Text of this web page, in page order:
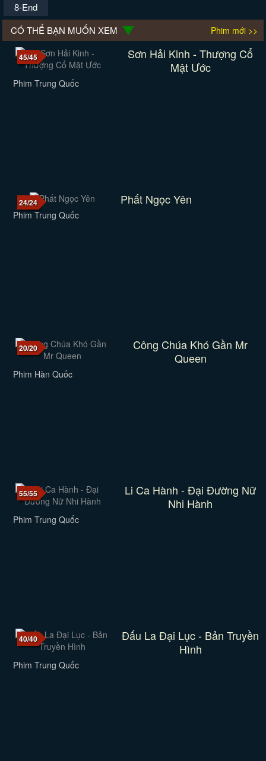
8-End
CÓ THỂ BẠN MUỐN XEM
Phim mới >>
45/45
Sơn Hải Kinh - Thượng Cổ
Mật Ước
Phim Trung Quốc
24/24 Phất Ngọc Yên
Phim Trung Quốc
20/20
Công Chúa Khó Gần Mr
Queen
Phim Hàn Quốc
55/55
Li Ca Hành - Đại Đường Nữ
Nhi Hành
Phim Trung Quốc
40/40
Đấu La Đại Lục - Bản Truyền
Hình
Phim Trung Quốc